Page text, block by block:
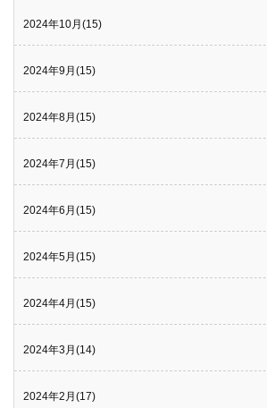
2024年10月(15)
2024年9月(15)
2024年8月(15)
2024年7月(15)
2024年6月(15)
2024年5月(15)
2024年4月(15)
2024年3月(14)
2024年2月(17)